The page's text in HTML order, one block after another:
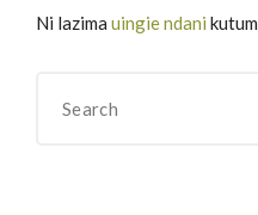
Ni lazima uingie ndani